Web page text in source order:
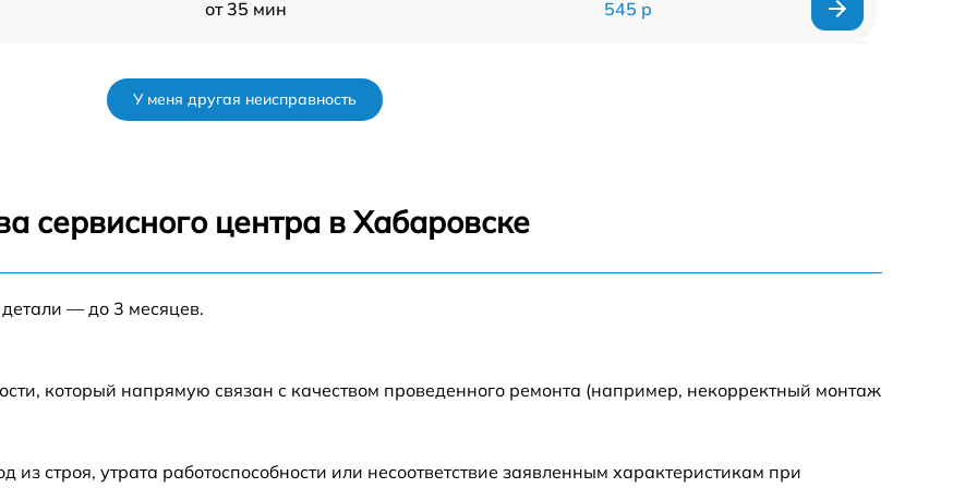
от 35 мин 545 р
У меня другая неисправность
сервисного центра в Хабаровске
— до 3 месяцев.
который напрямую связан с качеством проведенного ремонта (например, некорректный монтаж
строя, утрата работоспособности или несоответствие заявленным характеристикам при